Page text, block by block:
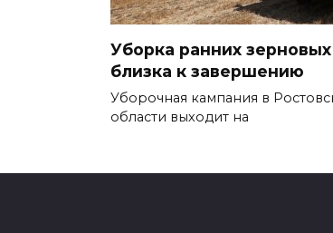
Уборка ранних
близка к завершению
Уборочная кампания в
области выходит на